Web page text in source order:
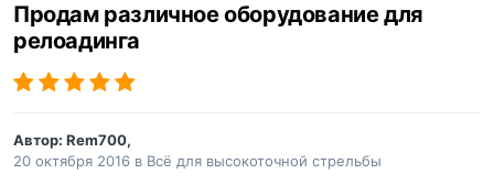
Продам различное оборудование для
релоадинга
Автор: Rem700,
20 октября 2016 в Всё для высокоточной стрельбы